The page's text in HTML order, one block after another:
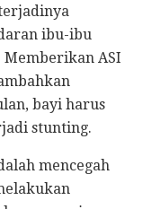
ibu-ibu
ASI
bayi harus
stunting.
mencegah